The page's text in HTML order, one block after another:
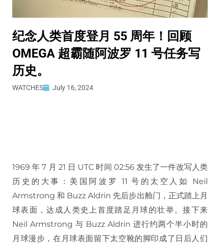
纪念人类首度登月 55 周年！回顾
OMEGA 超霸随阿波罗 11 号任务写
历史。
WATCHES July 16, 2024
1969 年 7 月 21 日 UTC 时间 02:56 发生了一件改写人类
历史的大事：美国阿波罗 11 号的太空人如 Neil
Armstrong 和 Buzz Aldrin 先后步出舱门，正式踏上月
球表面，达成人类史上首度踏足月球的壮举。接下来
Neil Armstrong 与 Buzz Aldrin 进行约两个半小时的
月球漫步，在月球表面留下太空靴的脚印成了日后人们